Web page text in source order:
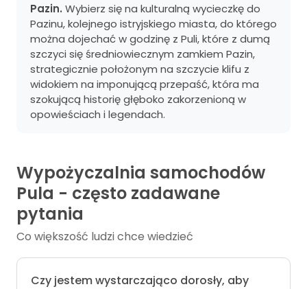
Pazin. Wybierz się na kulturalną wycieczkę do
Pazinu, kolejnego istryjskiego miasta, do którego
można dojechać w godzinę z Puli, które z dumą
szczyci się średniowiecznym zamkiem Pazin,
strategicznie położonym na szczycie klifu z
widokiem na imponującą przepaść, która ma
szokującą historię głęboko zakorzenioną w
opowieściach i legendach.
Wypożyczalnia samochodów
Pula - często zadawane
pytania
Co większość ludzi chce wiedzieć
Czy jestem wystarczająco dorosły, aby